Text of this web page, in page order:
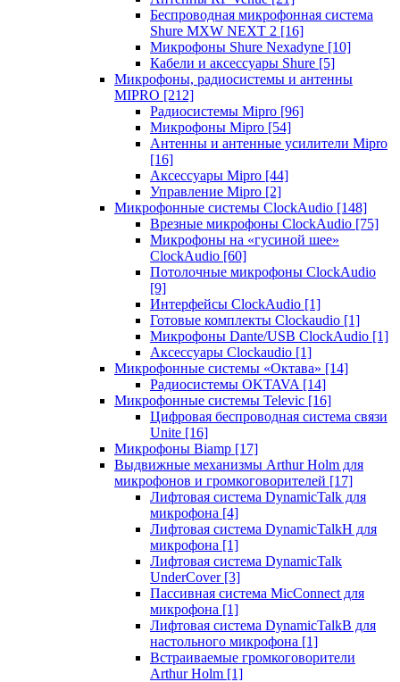
Беспроводная микрофонная система
Shure MXW NEXT 2 [16]
Микрофоны Shure Nexadyne [10]
Кабели и аксессуары Shure [5]
Микрофоны, радиосистемы и антенны
MIPRO [212]
Радиосистемы Mipro [96]
Микрофоны Mipro [54]
Антенны и антенные усилители Mipro
[16]
Аксессуары Mipro [44]
Управление Mipro [2]
Микрофонные системы ClockAudio [148]
Врезные микрофоны ClockAudio [75]
Микрофоны на «гусиной шее»
ClockAudio [60]
Потолочные микрофоны ClockAudio
[9]
Интерфейсы ClockAudio [1]
Готовые комплекты Clockaudio [1]
Микрофоны Dante/USB ClockAudio [1]
Аксессуары Clockaudio [1]
Микрофонные системы «Октава» [14]
Радиосистемы OKTAVA [14]
Микрофонные системы Televic [16]
Цифровая беспроводная система связи
Unite [16]
Микрофоны Biamp [17]
Выдвижные механизмы Arthur Holm для
микрофонов и громкоговорителей [17]
Лифтовая система DynamicTalk для
микрофона [4]
Лифтовая система DynamicTalkH для
микрофона [1]
Лифтовая система DynamicTalk
UnderCover [3]
Пассивная система MicConnect для
микрофона [1]
Лифтовая система DynamicTalkB для
настольного микрофона [1]
Встраиваемые громкоговорители
Arthur Holm [1]